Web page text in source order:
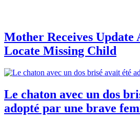
Mother Receives Update
Locate Missing Child
Le chaton avec un dos
adopté par une brave